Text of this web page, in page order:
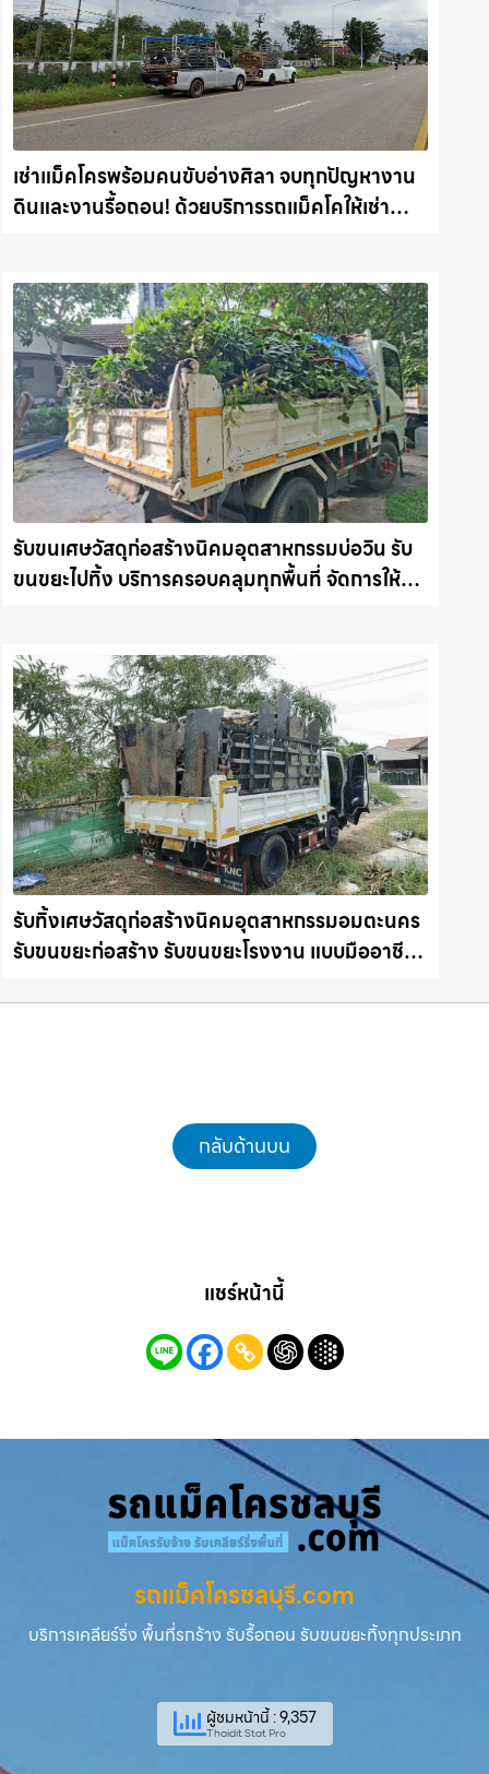
เช่าแม็คโครพร้อมคนขับอ่างศิลา จบทุกปัญหางาน
ดินและงานรื้อถอน! ด้วยบริการรถแม็คโคให้เช่า
รับขนเศษวัสดุก่อสร้างนิคมอุตสาหกรรมบ่อวิน รับ
ขนขยะไปทิ้ง บริการครอบคลุมทุกพื้นที่ จัดการให้
รับทิ้งเศษวัสดุก่อสร้างนิคมอุตสาหกรรมอมตะนคร
รับขนขยะก่อสร้าง รับขนขยะโรงงาน แบบมืออาชีพ
กลับด้านบน
แชร์หน้านี้
รถแม็คโครชลบุรี.com
บริการเคลียร์ริ่ง พื้นที่รกร้าง รับรื้อถอน รับขนขยะทิ้งทุกประเภท
ผู้ชมหน้านี้ : 9,357
Thaidit Stat Pro